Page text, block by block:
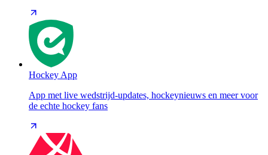
Hockey App
App met live wedstrijd-updates, hockeynieuws en meer voor
de echte hockey fans